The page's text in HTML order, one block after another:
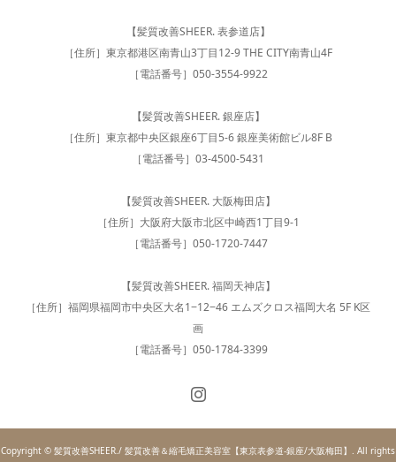
【髪質改善SHEER. 表参道店】
［住所］東京都港区南青山3丁目12-9 THE CITY南青山4F
［電話番号］050-3554-9922
【髪質改善SHEER. 銀座店】
［住所］東京都中央区銀座6丁目5-6 銀座美術館ビル8F B
［電話番号］03-4500-5431
【髪質改善SHEER. 大阪梅田店】
［住所］大阪府大阪市北区中崎西1丁目9-1
［電話番号］050-1720-7447
【髪質改善SHEER. 福岡天神店】
［住所］福岡県福岡市中央区大名1−12−46 エムズクロス福岡大名 5F K区
画
［電話番号］050-1784-3399
Copyright © 髪質改善SHEER./ 髪質改善＆縮毛矯正美容室【東京表参道-銀座/大阪梅田】. All rights